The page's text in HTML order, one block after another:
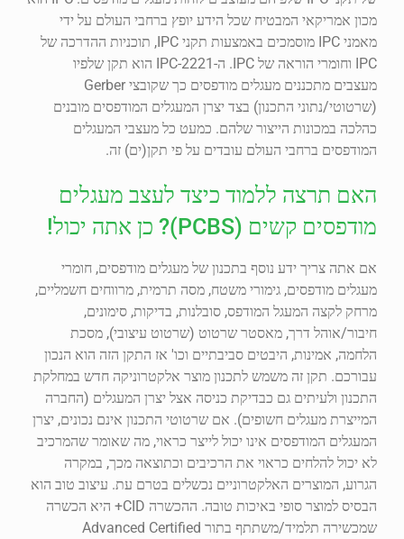
מכון אמריקאי המבטיח שכל הידע יופץ ברחבי העולם על ידי
מאמני IPC מוסמכים באמצעות תקני IPC, תוכניות ההדרכה של
IPC וחומרי הוראה של IPC. ה-IPC-2221 הוא תקן שלפיו
מעצבים מתכננים מעגלים מודפסים כך שקובצי Gerber
(שרטוטי/נתוני התכנון) בצד יצרן המעגלים המודפסים מובנים
כהלכה במכונות הייצור שלהם. כמעט כל מעצבי המעגלים
המודפסים ברחבי העולם עובדים על פי תקן(ים) זה.
האם תרצה ללמוד כיצד לעצב מעגלים
מודפסים קשים (PCBS)? כן אתה יכול!
אם אתה צריך ידע נוסף בתכנון של מעגלים מודפסים, חומרי
מעגלים מודפסים, גימורי משטח, מסה תרמית, מרווחים חשמליים,
מרחק לקצה המעגל המודפס, סובלנות, בדיקות, סימונים,
חיבור/אוהל דרך, מאסטר שרטוט (שרטוט עיצובי), מסכת
הלחמה, אמינות, היבטים סביבתיים וכו' אז התקן הזה הוא הנכון
עבורכם. תקן זה משמש לתכנון מוצר אלקטרוניקה חדש במחלקת
התכנון ולעיתים גם כבדיקת כניסה אצל יצרן המעגלים (החברה
המייצרת מעגלים חשופים). אם שרטוטי התכנון אינם נכונים, יצרן
המעגלים המודפסים אינו יכול לייצר כראוי, מה שאומר שהמרכיב
לא יכול להלחים כראוי את הרכיבים וכתוצאה מכך, במקרה
הגרוע, המוצרים האלקטרוניים נכשלים בטרם עת. עיצוב טוב הוא
הבסיס למוצר סופי באיכות טובה. ההכשרה CID+ היא הכשרה
שמכשירה תלמיד/משתתף בתור Advanced Certified